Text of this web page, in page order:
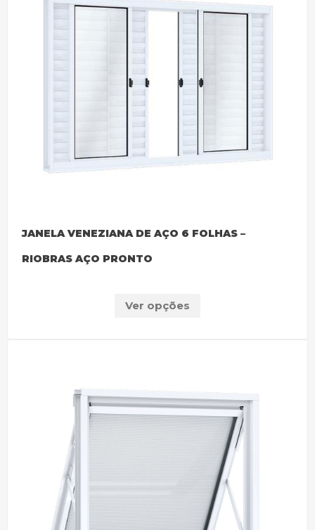
JANELA VENEZIANA DE AÇO 6 FOLHAS –
RIOBRAS AÇO PRONTO
Ver opções